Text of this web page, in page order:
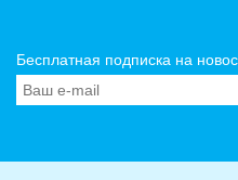
Бесплатная подписка на